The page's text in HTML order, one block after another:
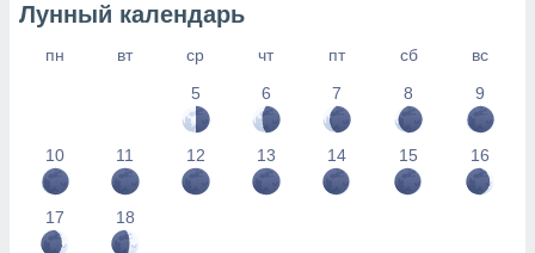
Лунный календарь
пн вт ср чт пт сб
вс
5
6 7 8 9
10 11 12 13 14 15 16
17 18